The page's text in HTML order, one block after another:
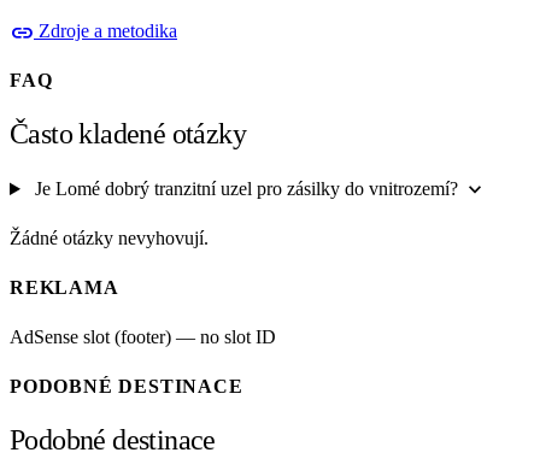
link Zdroje a metodika
FAQ
Často kladené otázky
Je Lomé dobrý tranzitní uzel pro zásilky do vnitrozemí? expand_more
Žádné otázky nevyhovují.
REKLAMA
AdSense slot (footer) — no slot ID
PODOBNÉ DESTINACE
Podobné destinace